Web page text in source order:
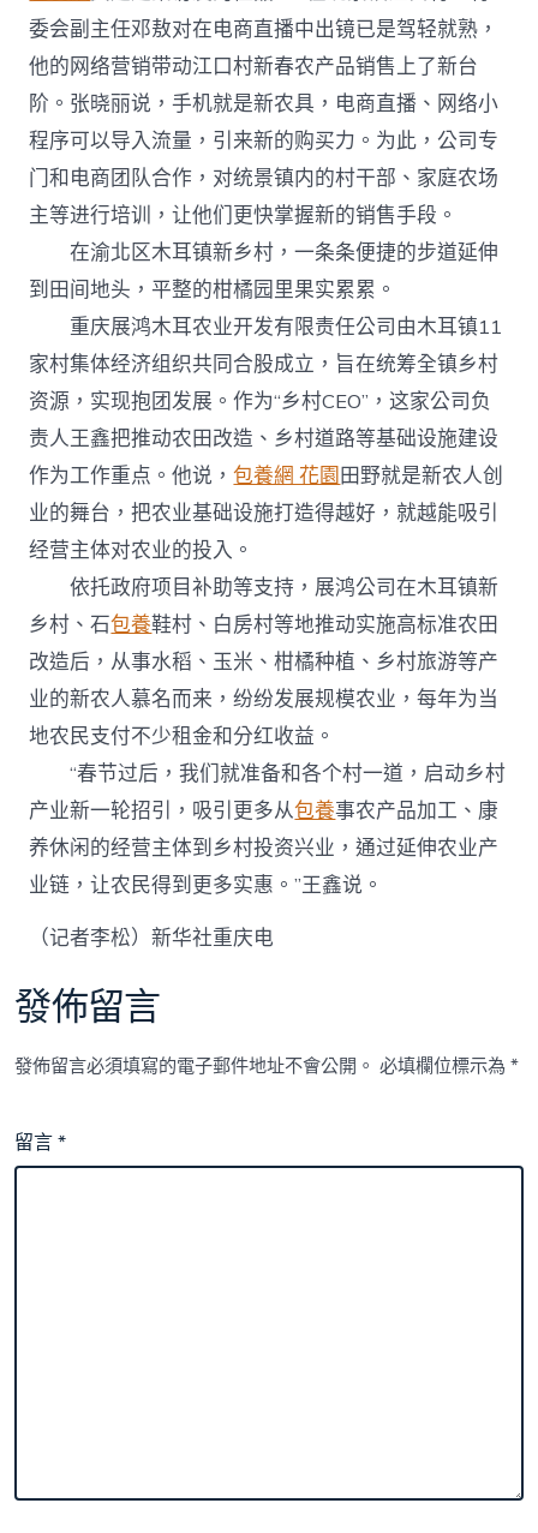
委会副主任邓敖对在电商直播中出镜已是驾轻就熟，
他的网络营销带动江口村新春农产品销售上了新台
阶。张晓丽说，手机就是新农具，电商直播、网络小
程序可以导入流量，引来新的购买力。为此，公司专
门和电商团队合作，对统景镇内的村干部、家庭农场
主等进行培训，让他们更快掌握新的销售手段。
在渝北区木耳镇新乡村，一条条便捷的步道延伸
到田间地头，平整的柑橘园里果实累累。
重庆展鸿木耳农业开发有限责任公司由木耳镇11
家村集体经济组织共同合股成立，旨在统筹全镇乡村
资源，实现抱团发展。作为“乡村CEO”，这家公司负
责人王鑫把推动农田改造、乡村道路等基础设施建设
作为工作重点。他说，包養網 花園田野就是新农人创
业的舞台，把农业基础设施打造得越好，就越能吸引
经营主体对农业的投入。
依托政府项目补助等支持，展鸿公司在木耳镇新
乡村、石包養鞋村、白房村等地推动实施高标准农田
改造后，从事水稻、玉米、柑橘种植、乡村旅游等产
业的新农人慕名而来，纷纷发展规模农业，每年为当
地农民支付不少租金和分红收益。
“春节过后，我们就准备和各个村一道，启动乡村
产业新一轮招引，吸引更多从包養事农产品加工、康
养休闲的经营主体到乡村投资兴业，通过延伸农业产
业链，让农民得到更多实惠。”王鑫说。
（记者李松）新华社重庆电
發佈留言
發佈留言必須填寫的電子郵件地址不會公開。 必填欄位標示為*
留言*